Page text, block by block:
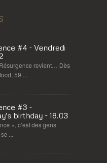
#4 - Vendredi
revient… Dès
59 ...
#3 -
birthday - 18.03
», c’est des gens
...